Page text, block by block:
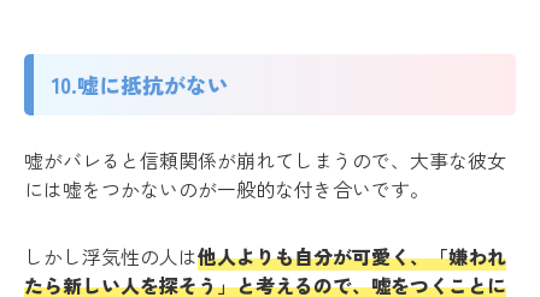
10.嘘に抵抗がない
嘘がバレると信頼関係が崩れてしまうので、大事な彼女
には嘘をつかないのが一般的な付き合いです。
しかし浮気性の人は他人よりも自分が可愛く、「嫌われ
たら新しい人を探そう」と考えるので、嘘をつくことに